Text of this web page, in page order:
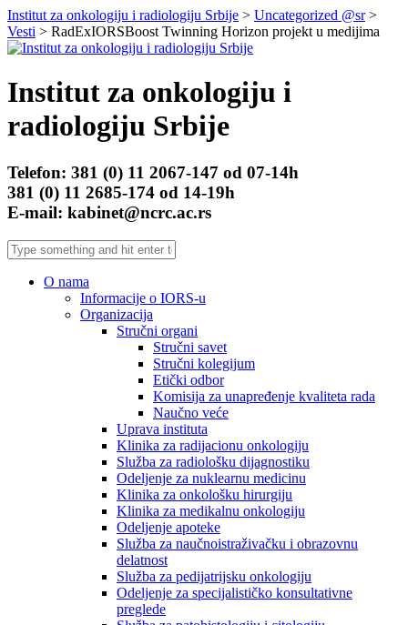
Institut za onkologiju i radiologiju Srbije > Uncategorized @sr>
Vesti > RadExIORSBoost Twinning Horizon projekt u medijima
Institut za onkologiju i
radiologiju Srbije
Telefon: 381 (0) 11 2067-147 od 07-14h
381 (0) 11 2685-174 od 14-19h
E-mail: kabinet@ncrc.ac.rs
O nama
Informacije o IORS-u
Organizacija
Stručni organi
Stručni savet
Stručni kolegijum
Etički odbor
Komisija za unapređenje kvaliteta rada
Naučno veće
Uprava instituta
Klinika za radijacionu onkologiju
Služba za radiološku dijagnostiku
Odeljenje za nuklearnu medicinu
Klinika za onkološku hirurgiju
Klinika za medikalnu onkologiju
Odeljenje apoteke
Služba za naučnoistraživačku i obrazovnu
delatnost
Služba za pedijatrijsku onkologiju
Odeljenje za specijalističko konsultativne
preglede